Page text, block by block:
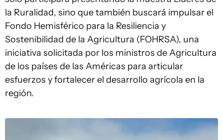
la Ruralidad, sino que también buscará impulsar el
Fondo Hemisférico para la Resiliencia y
Sostenibilidad de la Agricultura (FOHRSA), una
iniciativa solicitada por los ministros de Agricultura
de los países de las Américas para articular
esfuerzos y fortalecer el desarrollo agrícola en la
región.